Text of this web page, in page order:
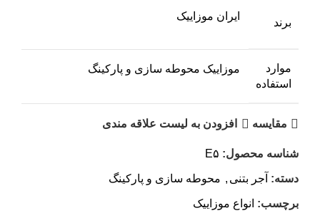
برند
ایران موزاییک
موارد
استفاده
موزاییک محوطه سازی و پارکینگ
مقایسه افزودن به لیست علاقه مندی
شناسه محصول: E۵
دسته: آجر بتنی , محوطه سازی و پارکینگ
برچسب: انواع موزاییک